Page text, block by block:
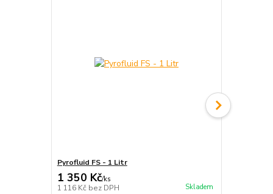
Pyrofluid FS - 1 Litr
1 350 Kč/ks
1 116 Kč bez DPH Skladem